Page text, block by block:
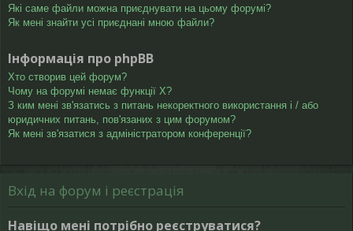
Які саме файли можна приєднувати на цьому форумі?
Як мені знайти усі приєднані мною файли?
Інформація про phpBB
Хто створив цей форум?
Чому на форумі немає функції X?
З ким мені зв'язатись з питань некоректного використання і / або
юридичних питань, пов'язаних з цим форумом?
Як мені зв'язатися з адміністратором конференції?
Вхід на форум і реєстрація
Навіщо мені потрібно реєструватися?